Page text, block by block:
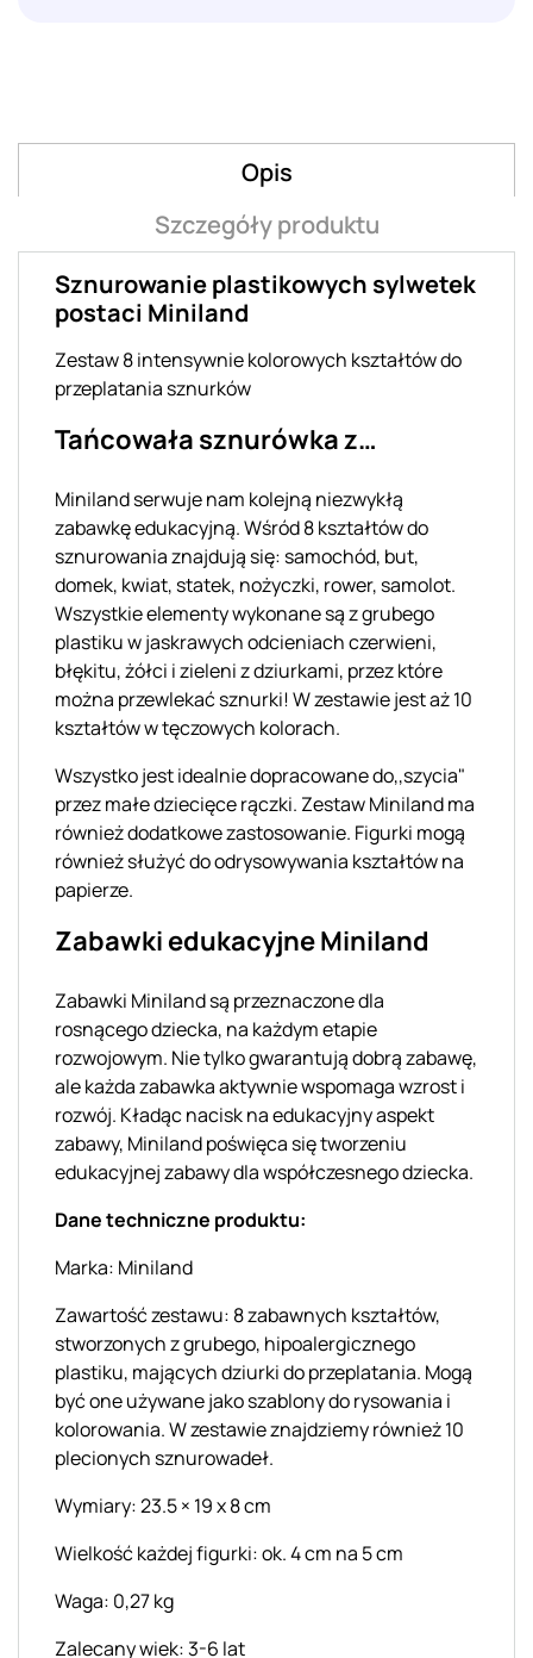
Opis
Szczegóły produktu
Sznurowanie plastikowych sylwetek
postaci Miniland
Zestaw 8 intensywnie kolorowych kształtów do
przeplatania sznurków
Tańcowała sznurówka z…
Miniland serwuje nam kolejną niezwykłą
zabawkę edukacyjną. Wśród 8 kształtów do
sznurowania znajdują się: samochód, but,
domek, kwiat, statek, nożyczki, rower, samolot.
Wszystkie elementy wykonane są z grubego
plastiku w jaskrawych odcieniach czerwieni,
błękitu, żółci i zieleni z dziurkami, przez które
można przewlekać sznurki! W zestawie jest aż 10
kształtów w tęczowych kolorach.
Wszystko jest idealnie dopracowane do,,szycia"
przez małe dziecięce rączki. Zestaw Miniland ma
również dodatkowe zastosowanie. Figurki mogą
również służyć do odrysowywania kształtów na
papierze.
Zabawki edukacyjne Miniland
Zabawki Miniland są przeznaczone dla
rosnącego dziecka, na każdym etapie
rozwojowym. Nie tylko gwarantują dobrą zabawę,
ale każda zabawka aktywnie wspomaga wzrost i
rozwój. Kładąc nacisk na edukacyjny aspekt
zabawy, Miniland poświęca się tworzeniu
edukacyjnej zabawy dla współczesnego dziecka.
Dane techniczne produktu:
Marka: Miniland
Zawartość zestawu: 8 zabawnych kształtów,
stworzonych z grubego, hipoalergicznego
plastiku, mających dziurki do przeplatania. Mogą
być one używane jako szablony do rysowania i
kolorowania. W zestawie znajdziemy również 10
plecionych sznurowadeł.
Wymiary: 23.5 × 19 x 8 cm
Wielkość każdej figurki: ok. 4 cm na 5 cm
Waga: 0,27 kg
Zalecany wiek: 3-6 lat